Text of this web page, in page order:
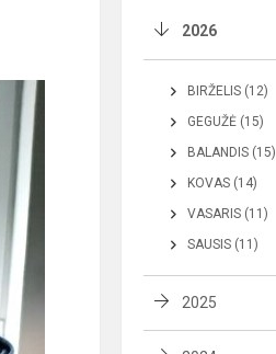
2026
BIRŽELIS (12)
GEGUŽĖ (15)
BALANDIS (15)
KOVAS (14)
VASARIS (11)
SAUSIS (11)
2025